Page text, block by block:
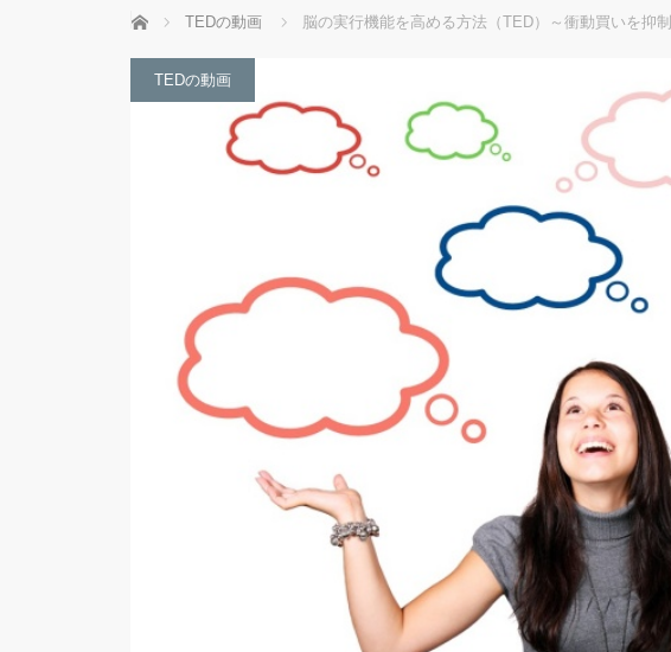
ホーム TEDの動画 脳の実行機能を高める方法（TED）～衝動買いを抑
TEDの動画